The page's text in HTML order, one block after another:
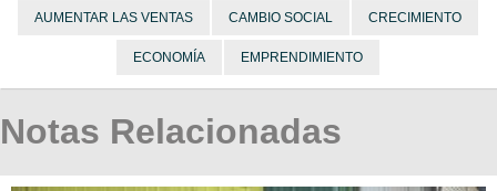
AUMENTAR LAS VENTAS CAMBIO SOCIAL CRECIMIENTO
ECONOMÍA EMPRENDIMIENTO
Notas Relacionadas